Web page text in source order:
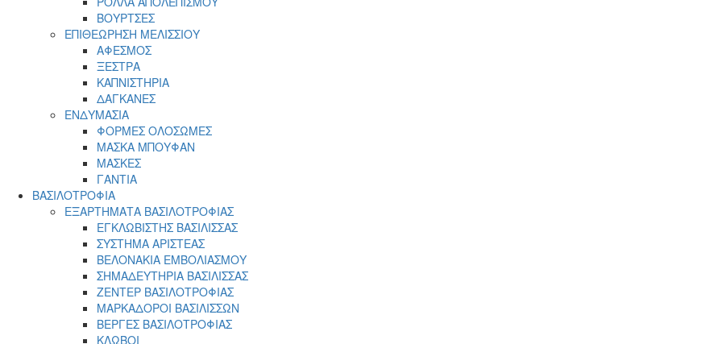
ΒΟΥΡΤΣΕΣ
ΕΠΙΘΕΩΡΗΣΗ ΜΕΛΙΣΣΙΟΥ
ΑΦΕΣΜΟΣ
ΞΕΣΤΡΑ
ΚΑΠΝΙΣΤΗΡΙΑ
ΔΑΓΚΑΝΕΣ
ΕΝΔΥΜΑΣΙΑ
ΦΟΡΜΕΣ ΟΛΟΣΩΜΕΣ
ΜΑΣΚΑ ΜΠΟΥΦΑΝ
ΜΑΣΚΕΣ
ΓΑΝΤΙΑ
ΒΑΣΙΛΟΤΡΟΦΙΑ
ΕΞΑΡΤΗΜΑΤΑ ΒΑΣΙΛΟΤΡΟΦΙΑΣ
ΕΓΚΛΩΒΙΣΤΗΣ ΒΑΣΙΛΙΣΣΑΣ
ΣΥΣΤΗΜΑ ΑΡΙΣΤΕΑΣ
ΒΕΛΟΝΑΚΙΑ ΕΜΒΟΛΙΑΣΜΟΥ
ΣΗΜΑΔΕΥΤΗΡΙΑ ΒΑΣΙΛΙΣΣΑΣ
ΖΕΝΤΕΡ ΒΑΣΙΛΟΤΡΟΦΙΑΣ
ΜΑΡΚΑΔΟΡΟΙ ΒΑΣΙΛΙΣΣΩΝ
ΒΕΡΓΕΣ ΒΑΣΙΛΟΤΡΟΦΙΑΣ
ΚΛΩΒΟΙ